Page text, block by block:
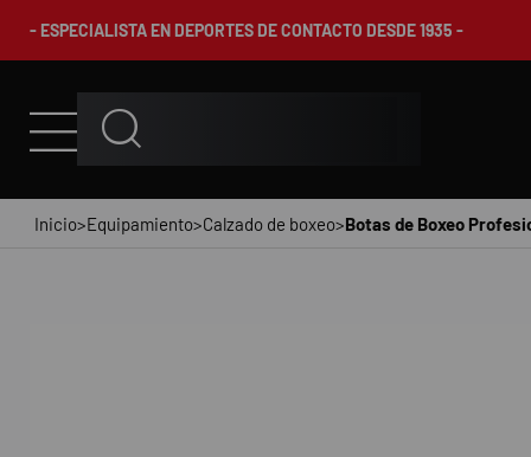
- ESPECIALISTA EN DEPORTES DE CONTACTO DESDE 1935 -
Inicio>Equipamiento>Calzado de boxeo>Botas de Boxeo